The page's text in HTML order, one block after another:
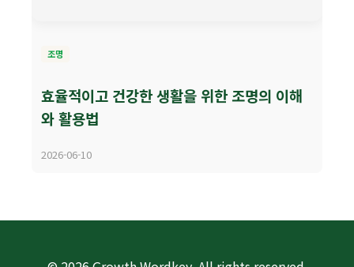
조명
효율적이고 건강한 생활을 위한 조명의 이해
와 활용법
2026-06-10